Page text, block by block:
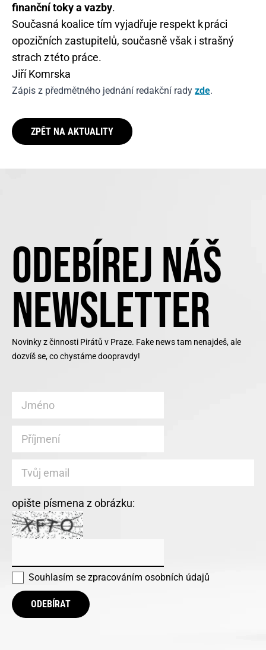
finanční toky a vazby.
Současná koalice tím vyjadřuje respekt k práci
opozičních zastupitelů, současně však i strašný
strach z této práce.
Jiří Komrska
Zápis z předmětného jednání redakční rady zde.
ZPĚT NA AKTUALITY
ODEBÍREJ NÁŠ
NEWSLETTER
Novinky z činnosti Pirátů v Praze. Fake news tam nenajdeš, ale
dozvíš se, co chystáme doopravdy!
opište písmena z obrázku:
Souhlasím se zpracováním osobních údajů
ODEBÍRAT